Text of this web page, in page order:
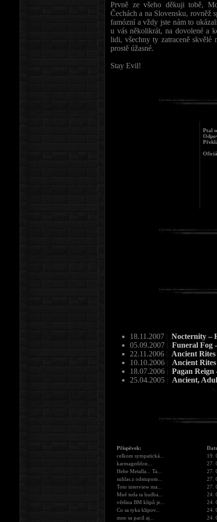
Prvně ze všeho děkuji tobě,
Čechách a na Slovensku, rovněž
famózní a vždy jste nám to
u vás několikrát, na dovolené a
lidi, všechny ty zatraceně skvělé
prostě úžasné.
Stay Evil!
Ptal
18.11.2007 | Nocternity –
05.09.2007 | Funeral Fog
22.11.2006 | Ancient Rites
10.10.2006 | Ancient
18.07.2006 | Pagan
25.04.2005 | Ancient,
Příspěvek:
celkom sympatická...
19.
karmageddon...
27.
Hehe Metalla... Ta...
27.
suhlas.z odstupom...
27.
Toto interview ma...
27.
Mně teda ta hudba...
24.
většina BM klipů je...
24.
Co sa tyka klipov...
24.
mne sa pacil aj...
24.